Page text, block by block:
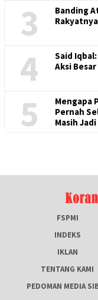
3
Banding
4
Said
Aksi
5
Mengapa
Pernah
Masih
FSPMI
INDEKS
IKLAN
TENTANG KAMI
PEDOMAN MEDIA